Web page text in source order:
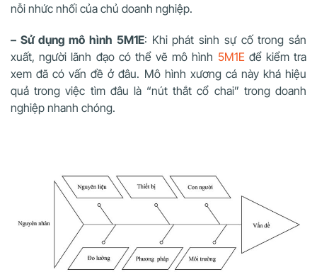
nỗi nhức nhối của chủ doanh nghiệp.
– Sử dụng mô hình 5M1E: Khi phát sinh sự cố trong sản
xuất, người lãnh đạo có thể vẽ mô hình 5M1E để kiểm tra
xem đã có vấn đề ở đâu. Mô hình xương cá này khá hiệu
quả trong việc tìm đâu là “nút thắt cổ chai” trong doanh
nghiệp nhanh chóng.